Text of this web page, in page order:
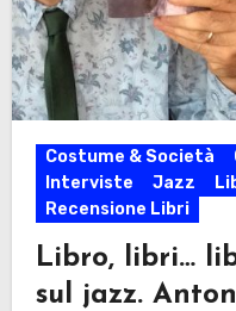
Costume & Società
Interviste
Jazz
Recensione Libri
Libro, libri…
sul jazz.